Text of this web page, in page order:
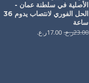
الأصلية في سلطنة عمان -
الحل الفوري لانتصاب يدوم 36
ساعة
23.00ر.ع. 17.00ر.ع.